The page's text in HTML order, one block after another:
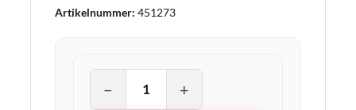
Artikelnummer: 451273
− +